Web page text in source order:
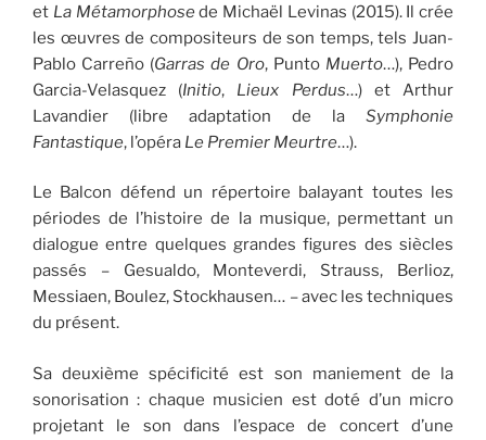
et La Métamorphosede Michaël Levinas (2015). Il crée
les œuvres de compositeurs de son temps, tels Juan-
Pablo Carreño (Garras de Oro, Punto Muerto…), Pedro
Garcia-Velasquez (Initio, Lieux Perdus…) et Arthur
Lavandier (libre adaptation de la Symphonie
Fantastique, l’opéra Le Premier Meurtre…).
Le Balcon défend un répertoire balayant toutes les
périodes de l’histoire de la musique, permettant un
dialogue entre quelques grandes figures des siècles
passés – Gesualdo, Monteverdi, Strauss, Berlioz,
Messiaen, Boulez, Stockhausen… – avec les techniques
du présent.
Sa deuxième spécificité est son maniement de la
sonorisation : chaque musicien est doté d’un micro
projetant le son dans l’espace de concert d’une